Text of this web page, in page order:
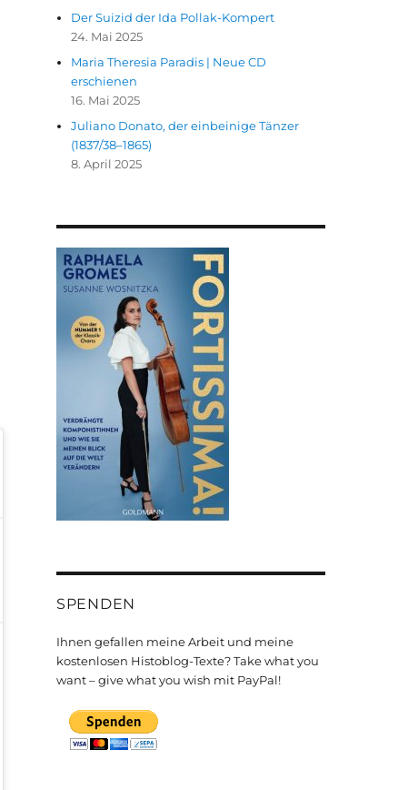
Der Suizid der Ida Pollak-Kompert
24. Mai 2025
Maria Theresia Paradis | Neue CD
erschienen
16. Mai 2025
Juliano Donato, der einbeinige Tänzer
(1837/38–1865)
8. April 2025
SPENDEN
Ihnen gefallen meine Arbeit und meine
kostenlosen Histoblog-Texte? Take what you
want – give what you wish mit PayPal!